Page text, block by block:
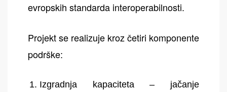
evropskih standarda interoperabilnosti.
Projekt se realizuje kroz četiri komponente
podrške:
Izgradnja kapaciteta – jačanje